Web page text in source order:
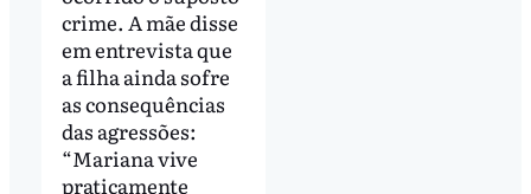
crime. A mãe disse
em entrevista que
a filha ainda sofre
as consequências
das agressões:
“Mariana vive
praticamente